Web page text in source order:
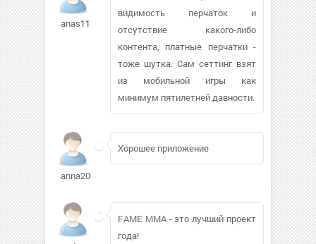
anas1138
видимость перчаток и
отсутствие какого-либо
контента, платные перчатки -
тоже шутка. Сам сеттинг взят
из мобильной игры как
минимум пятилетней давности.
anna20079082
Хорошее приложение
FAME MMA - это лучший проект
года!